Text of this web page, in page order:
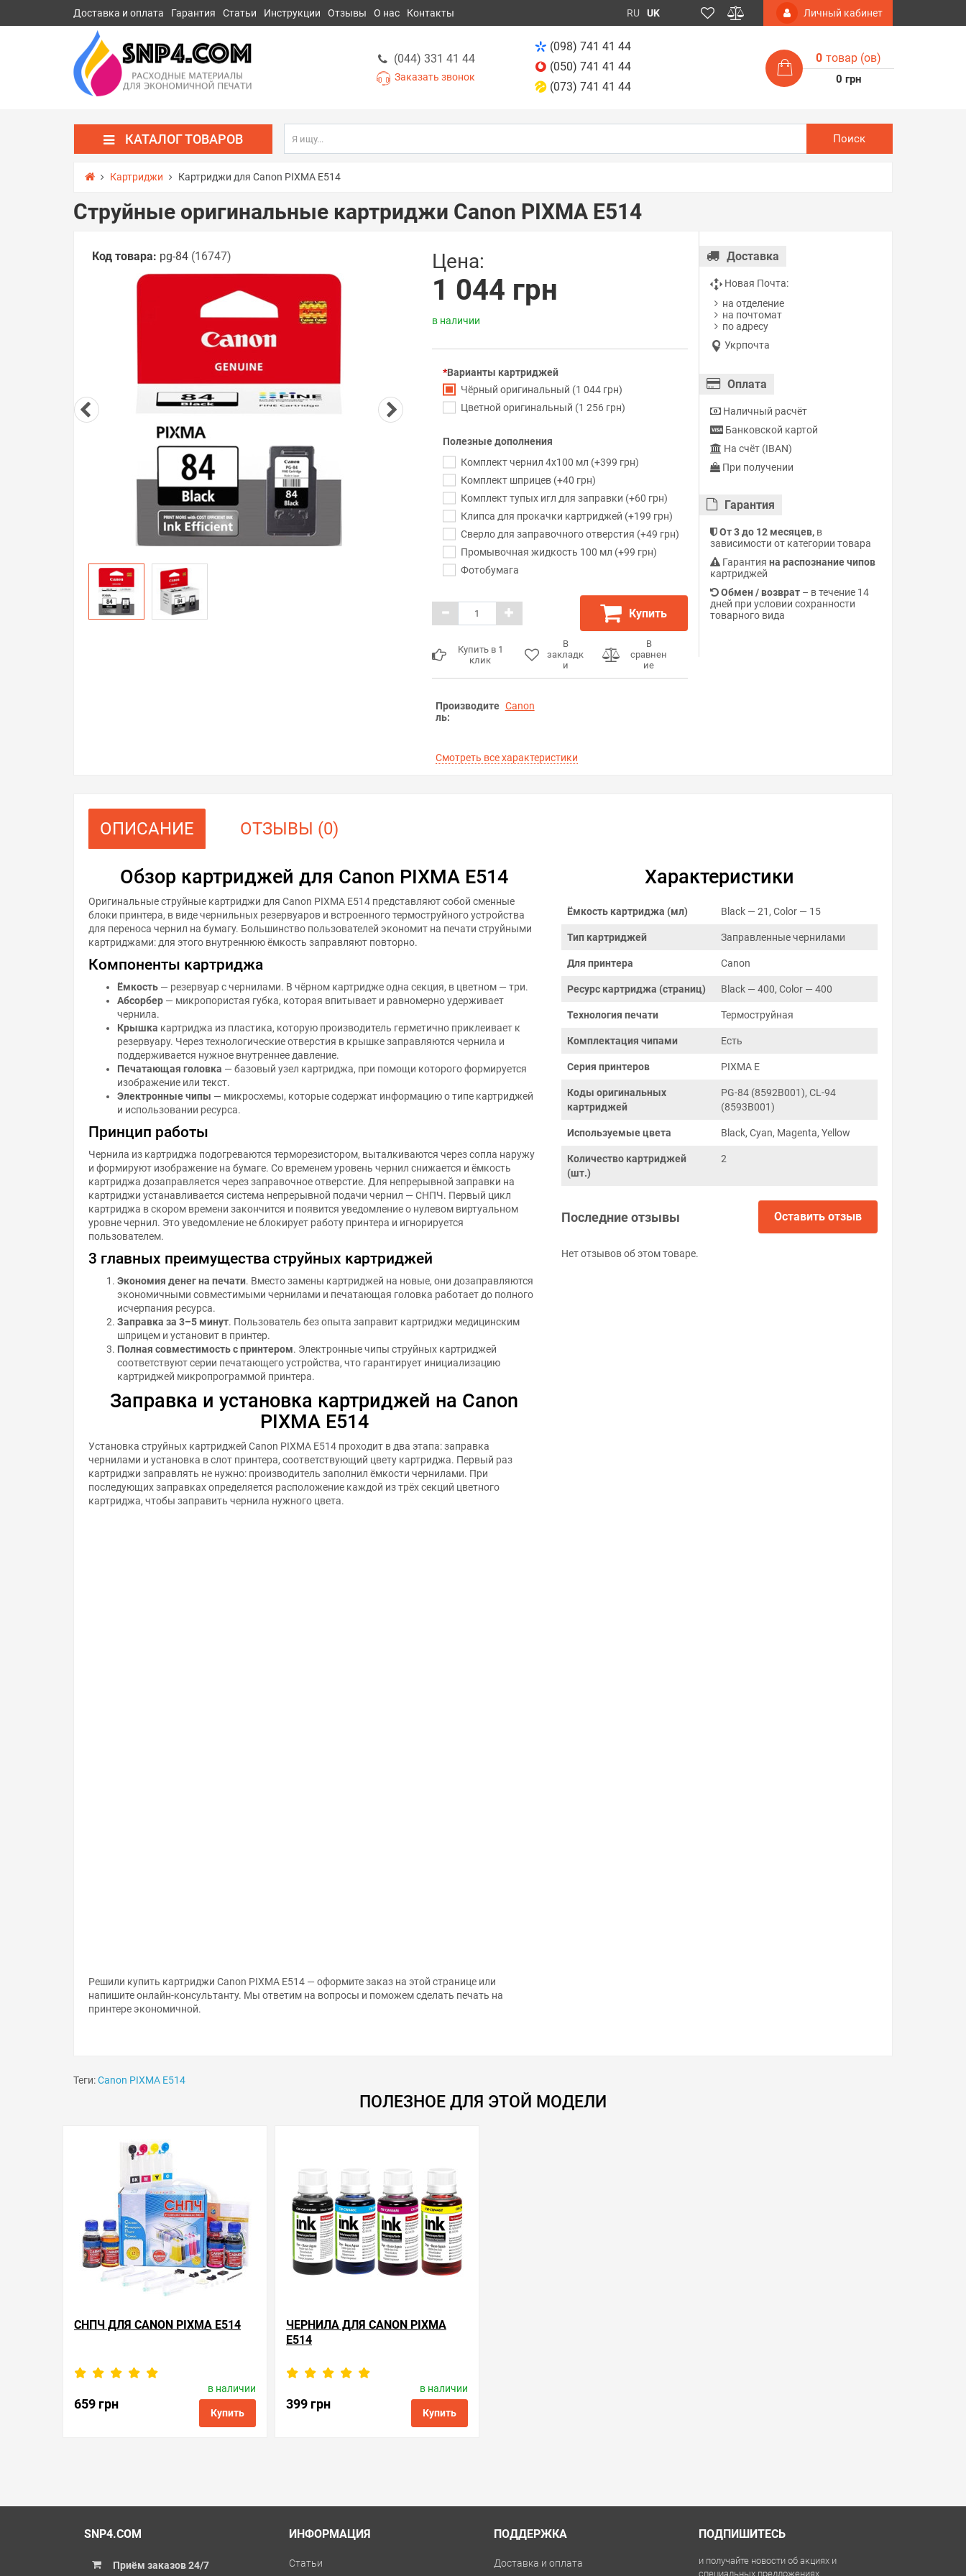
Доставка и оплата Гарантия Статьи Инструкции Отзывы О нас Контакты RU UK Личный кабинет
(044) 331 41 44
Заказать звонок
(098) 741 41 44
(050) 741 41 44
(073) 741 41 44
0 товар (ов)
0 грн
КАТАЛОГ ТОВАРОВ Поиск
Картриджи Картриджи для Canon PIXMA E514
Струйные оригинальные картриджи Canon PIXMA E514
Код товара: pg-84 (16747) Цена:
1 044 грн
в наличии
Варианты картриджей
Чёрный оригинальный (1 044 грн)
Цветной оригинальный (1 256 грн)
Полезные дополнения
Комплект чернил 4x100 мл (+399 грн)
Комплект шприцев (+40 грн)
Комплект тупых игл для заправки (+60 грн)
Клипса для прокачки картриджей (+199 грн)
Сверло для заправочного отверстия (+49 грн)
Промывочная жидкость 100 мл (+99 грн)
Фотобумага
Купить
Купить в 1
клик
В
закладк
и
В
сравнен
ие
Производите
ль:
Canon
Смотреть все характеристики
Доставка
Новая Почта:
на отделение
на почтомат
по адресу
Укрпочта
Оплата
Наличный расчёт
Банковской картой
На счёт (IBAN)
При получении
Гарантия
От 3 до 12 месяцев,в
зависимости от категории товара
Гарантия на распознание чипов
картриджей
Обмен / возврат– в течение 14
дней при условии сохранности
товарного вида
ОПИСАНИЕ ОТЗЫВЫ (0)
Обзор картриджей для Canon PIXMA E514
Оригинальные струйные картриджи для Canon PIXMA E514 представляют собой сменные
блоки принтера, в виде чернильных резервуаров и встроенного термоструйного устройства
для переноса чернил на бумагу. Большинство пользователей экономит на печати струйными
картриджами: для этого внутреннюю ёмкость заправляют повторно.
Компоненты картриджа
Ёмкость — резервуар с чернилами. В чёрном картридже одна секция, в цветном — три.
Абсорбер — микропористая губка, которая впитывает и равномерно удерживает
чернила.
Крышка картриджа из пластика, которую производитель герметично приклеивает к
резервуару. Через технологические отверстия в крышке заправляются чернила и
поддерживается нужное внутреннее давление.
Печатающая головка — базовый узел картриджа, при помощи которого формируется
изображение или текст.
Электронные чипы — микросхемы, которые содержат информацию о типе картриджей
и использовании ресурса.
Принцип работы
Чернила из картриджа подогреваются терморезистором, выталкиваются через сопла наружу
и формируют изображение на бумаге. Со временем уровень чернил снижается и ёмкость
картриджа дозаправляется через заправочное отверстие. Для непрерывной заправки на
картриджи устанавливается система непрерывной подачи чернил — СНПЧ. Первый цикл
картриджа в скором времени закончится и появится уведомление о нулевом виртуальном
уровне чернил. Это уведомление не блокирует работу принтера и игнорируется
пользователем.
3 главных преимущества струйных картриджей
Экономия денег на печати. Вместо замены картриджей на новые, они дозаправляются
экономичными совместимыми чернилами и печатающая головка работает до полного
исчерпания ресурса.
Заправка за 3–5 минут. Пользователь без опыта заправит картриджи медицинским
шприцем и установит в принтер.
Полная совместимость с принтером. Электронные чипы струйных картриджей
соответствуют серии печатающего устройства, что гарантирует инициализацию
картриджей микропрограммой принтера.
Заправка и установка картриджей на Canon
PIXMA E514
Установка струйных картриджей Canon PIXMA E514 проходит в два этапа: заправка
чернилами и установка в слот принтера, соответствующий цвету картриджа. Первый раз
картриджи заправлять не нужно: производитель заполнил ёмкости чернилами. При
последующих заправках определяется расположение каждой из трёх секций цветного
картриджа, чтобы заправить чернила нужного цвета.
напишите онлайн-консультанту. Мы ответим на вопросы и поможем сделать печать на
принтере экономичной.
Характеристики
Ёмкость картриджа (мл) Black — 21, Color — 15
Тип картриджей Заправленные чернилами
Для принтера Canon
Ресурс картриджа (страниц) Black — 400, Color — 400
Технология печати Термоструйная
Комплектация чипами Есть
Серия принтеров PIXMA E
Коды оригинальных
картриджей
PG-84 (8592B001), CL-94
(8593B001)
Используемые цвета Black, Cyan, Magenta, Yellow
Количество картриджей
(шт.)
2
Последние отзывы Оставить отзыв
Нет отзывов об этом товаре.
ПОЛЕЗНОЕ ДЛЯ ЭТОЙ МОДЕЛИ
СНПЧ ДЛЯ CANON PIXMA E514
659 грн
Производитель:
sc.0124
ЧЕРНИЛА ДЛЯ CANON PIXMA
E514
399 грн
Производитель:
ink.c.new.4
SNP4.COM ИНФОРМАЦИЯ ПОДДЕРЖКА ПОДПИШИТЕСЬ
специальных предложениях